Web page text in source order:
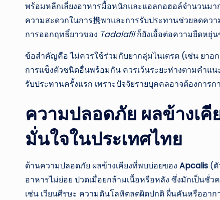
พร้อมหลีกเลี่ยงอาหารมื้อหนักและแอลกอฮอล์จำนวนมา
ความสะดวกในการ携พาและการรับประทานช่วยลดคว
การออกฤทธิ์ยาวของ Tadalafilก็ยังเอื้อต่อความยืดหยุ่
ข้อสำคัญคือ ไม่ควรใช้ร่วมกับยากลุ่มไนเตรต (เช่น ยา
การแข็งตัวชนิดอื่นพร้อมกัน ควรเว้นระยะห่างตามคำแน
รับประทานครั้งแรก เพราะปัจจัยรายบุคคลอาจต้องการก
ความปลอดภัย ผลข้างเคี
มั่นใจในประเทศไทย
ด้านความปลอดภัย ผลข้างเคียงที่พบบ่อยของ Apcalis (ตั
อาหารไม่ย่อย ปวดเมื่อยกล้ามเนื้อหรือหลัง ซึ่งมักเป็นชั่
เช่น เวียนศีรษะ ความดันโลหิตลดผิดปกติ ผื่นคันหรืออาก